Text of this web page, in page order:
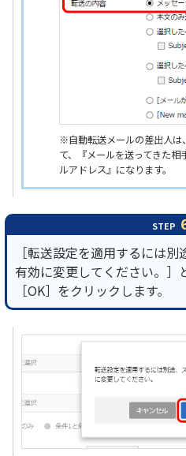
※自動転送メールの差出人は
て、『メールを送ってきた
ルアドレス』になります。
STEP
［転送設定を適用するには
有効に変更してください。］
［OK］をクリックします。